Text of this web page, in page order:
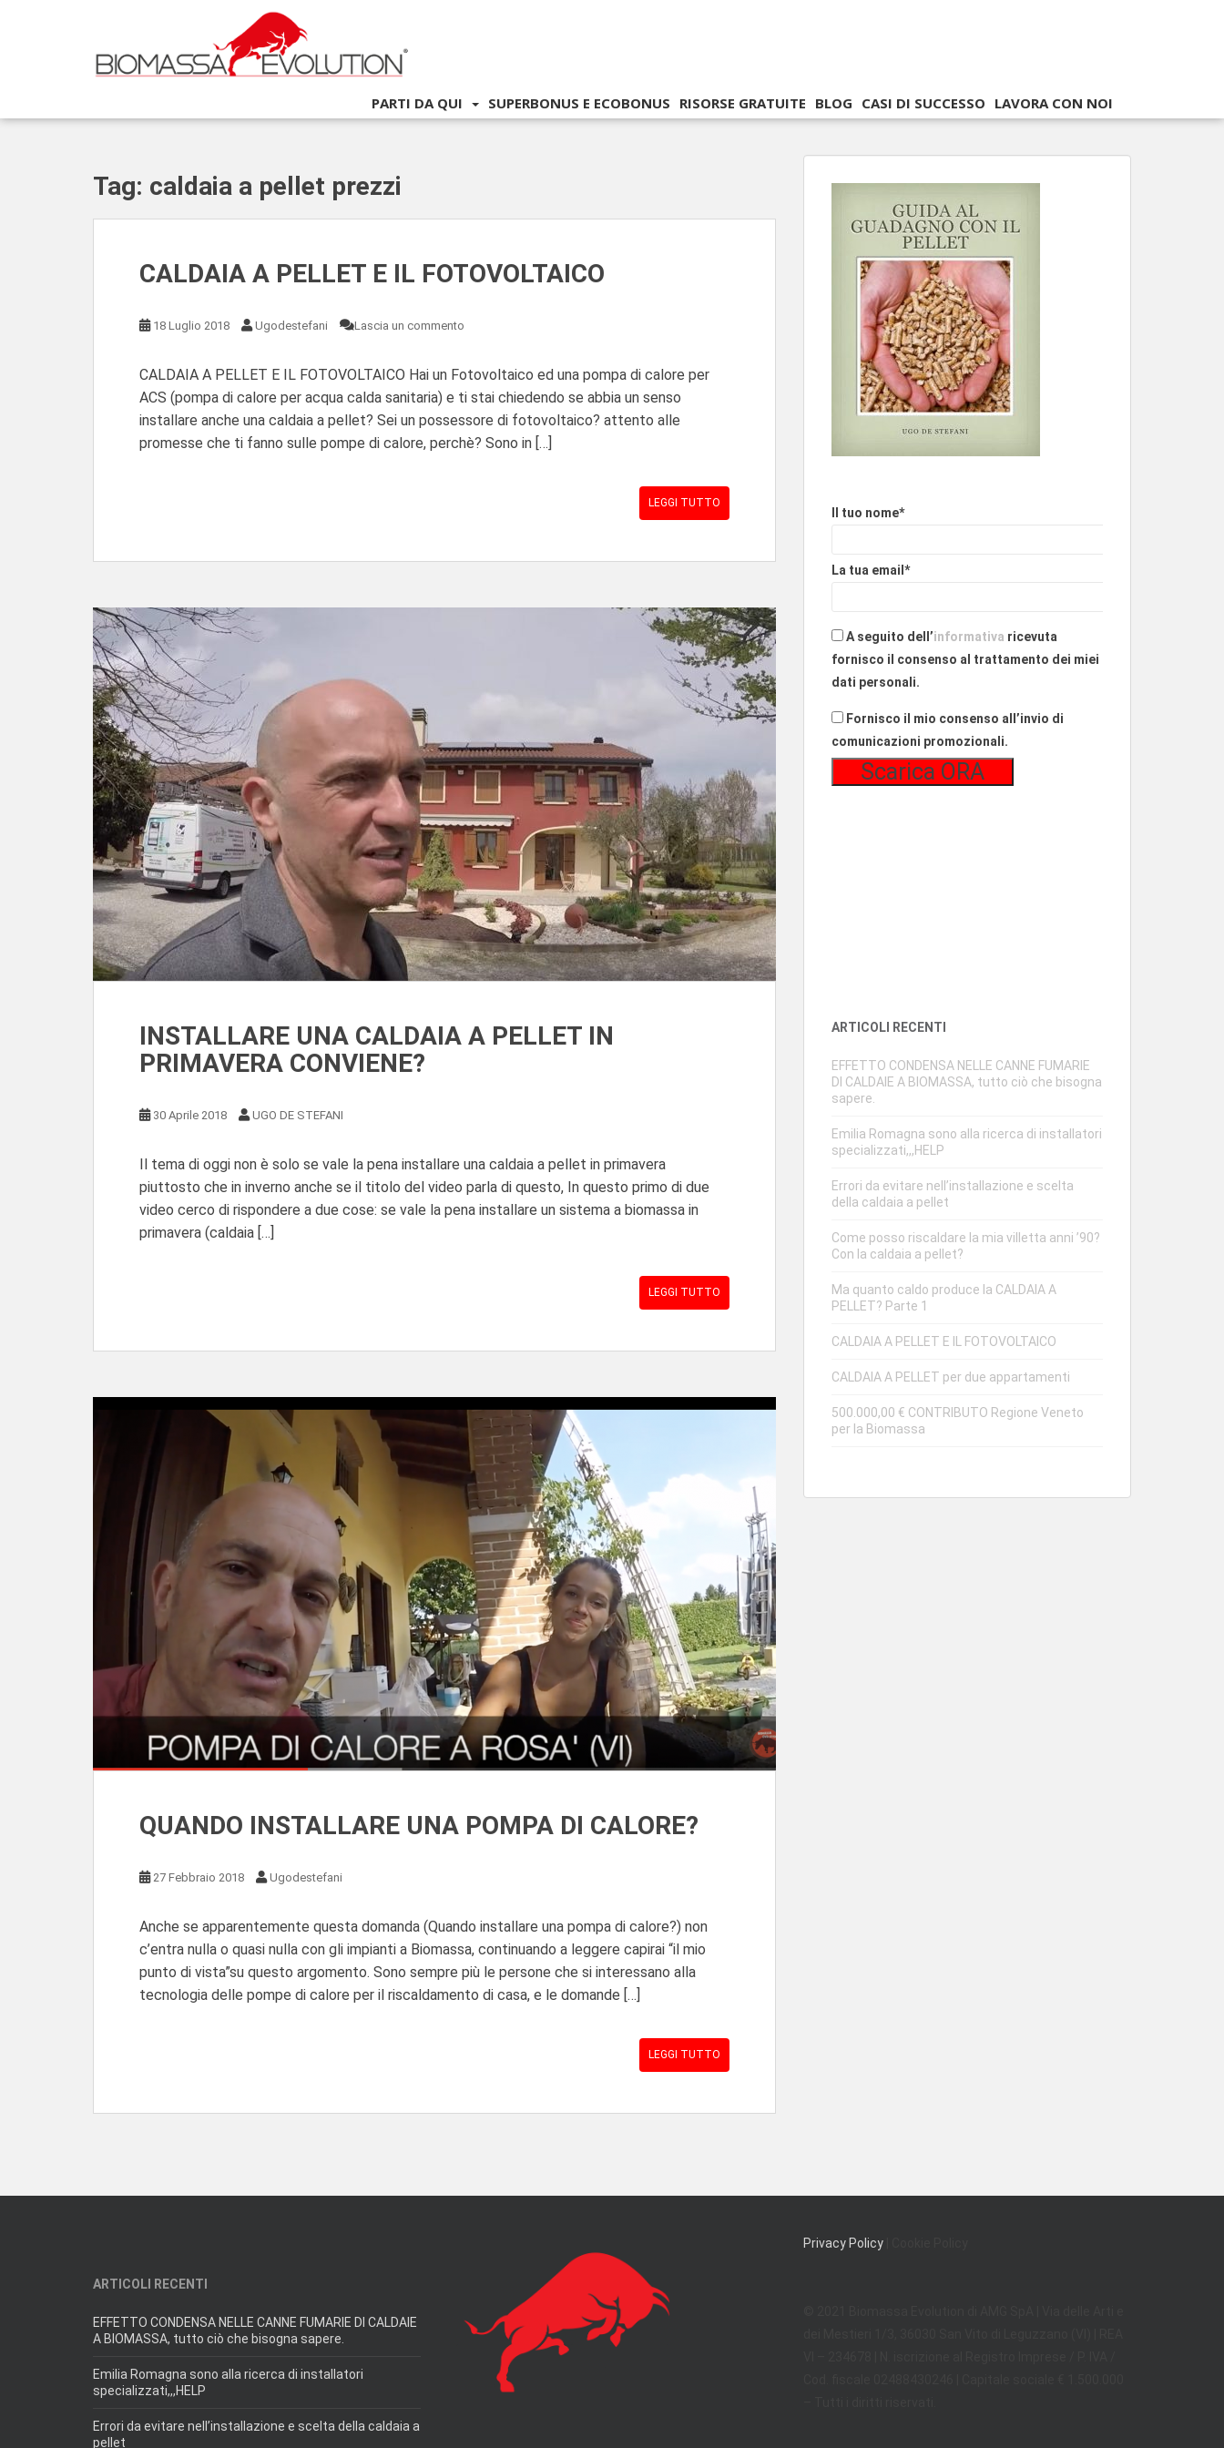
PARTI DA QUI SUPERBONUS E ECOBONUS RISORSE GRATUITE BLOG CASI DI SUCCESSO LAVORA CON NOI
Tag: caldaia a pellet prezzi
CALDAIA A PELLET E IL FOTOVOLTAICO
18 Luglio 2018 Ugodestefani Lascia un commento
CALDAIA A PELLET E IL FOTOVOLTAICO Hai un Fotovoltaico ed una pompa di calore per
ACS (pompa di calore per acqua calda sanitaria) e ti stai chiedendo se abbia un senso
installare anche una caldaia a pellet? Sei un possessore di fotovoltaico? attento alle
promesse che ti fanno sulle pompe di calore, perchè? Sono in […]
LEGGI TUTTO
INSTALLARE UNA CALDAIA A PELLET IN
PRIMAVERA CONVIENE?
30 Aprile 2018 UGO DE STEFANI
Il tema di oggi non è solo se vale la pena installare una caldaia a pellet in primavera
piuttosto che in inverno anche se il titolo del video parla di questo, In questo primo di due
video cerco di rispondere a due cose: se vale la pena installare un sistema a biomassa in
primavera (caldaia […]
LEGGI TUTTO
QUANDO INSTALLARE UNA POMPA DI CALORE?
27 Febbraio 2018 Ugodestefani
Anche se apparentemente questa domanda (Quando installare una pompa di calore?) non
c’entra nulla o quasi nulla con gli impianti a Biomassa, continuando a leggere capirai “il mio
punto di vista”su questo argomento. Sono sempre più le persone che si interessano alla
tecnologia delle pompe di calore per il riscaldamento di casa, e le domande […]
LEGGI TUTTO
Il tuo nome*
La tua email*
A seguito dell’informativa ricevuta
fornisco il consenso al trattamento dei miei
dati personali.
Fornisco il mio consenso all’invio di
comunicazioni promozionali.
ARTICOLI RECENTI
EFFETTO CONDENSA NELLE CANNE FUMARIE
DI CALDAIE A BIOMASSA, tutto ciò che bisogna
sapere.
Emilia Romagna sono alla ricerca di installatori
specializzati,,,HELP
Errori da evitare nell’installazione e scelta
della caldaia a pellet
Come posso riscaldare la mia villetta anni ’90?
Con la caldaia a pellet?
Ma quanto caldo produce la CALDAIA A
PELLET? Parte 1
CALDAIA A PELLET E IL FOTOVOLTAICO
CALDAIA A PELLET per due appartamenti
500.000,00 € CONTRIBUTO Regione Veneto
per la Biomassa
ARTICOLI RECENTI
EFFETTO CONDENSA NELLE CANNE FUMARIE DI CALDAIE
A BIOMASSA, tutto ciò che bisogna sapere.
Emilia Romagna sono alla ricerca di installatori
specializzati,,,HELP
Errori da evitare nell’installazione e scelta della caldaia a
pellet
Privacy Policy